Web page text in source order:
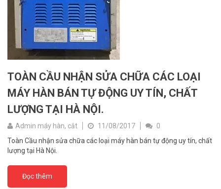
TOÀN CẦU NHẬN SỬA CHỮA CÁC LOẠI
MÁY HÀN BÁN TỰ ĐỘNG UY TÍN, CHẤT
LƯỢNG TẠI HÀ NỘI.
Admin máy hàn, cắt 11/08/2017
0
Toàn Cầu nhận sửa chữa các loại máy hàn bán tự động uy tín, chất
lượng tại Hà Nội.
Đọc thêm